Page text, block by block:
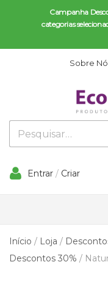
Sobre
Entrar / Criar
Início / Loja /
Descontos 30% /
Campanha
categorias